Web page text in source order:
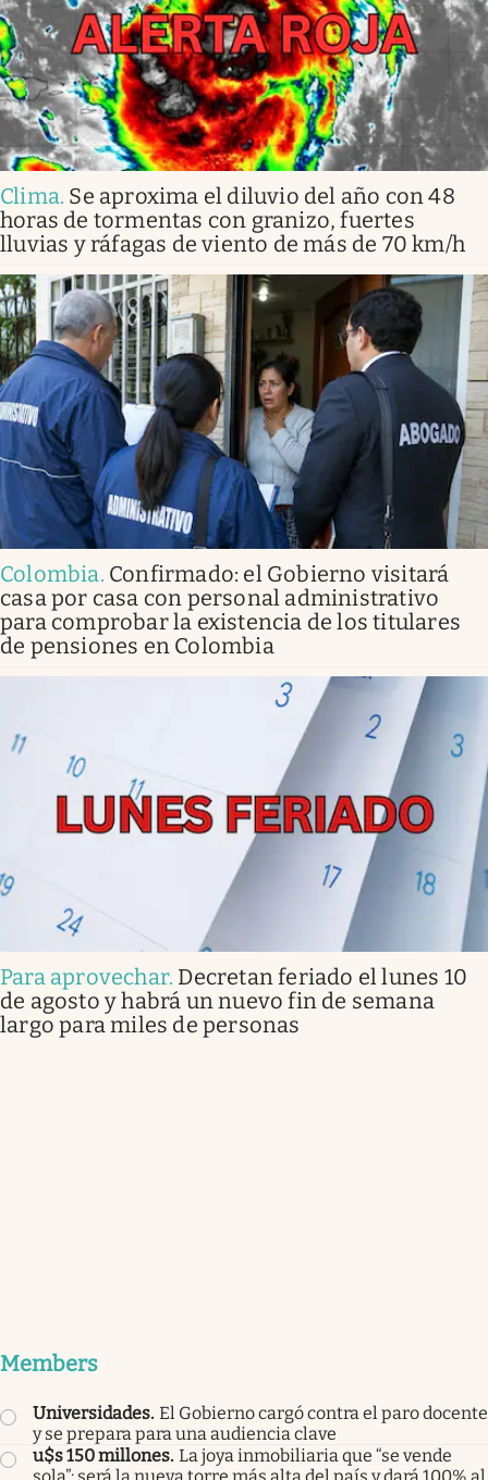
Clima. Se aproxima el diluvio del año con 48
horas de tormentas con granizo, fuertes
lluvias y ráfagas de viento de más de 70 km/h
Colombia. Confirmado: el Gobierno visitará
casa por casa con personal administrativo
para comprobar la existencia de los titulares
de pensiones en Colombia
Para aprovechar. Decretan feriado el lunes 10
de agosto y habrá un nuevo fin de semana
largo para miles de personas
Members
Universidades. El Gobierno cargó contra el paro docente
y se prepara para una audiencia clave
u$s 150 millones. La joya inmobiliaria que “se vende
sola”: será la nueva torre más alta del país y dará 100% al